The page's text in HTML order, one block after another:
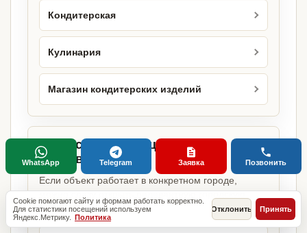
Кондитерская
Кулинария
Магазин кондитерских изделий
Городские страницы по этому
направлению
Если объект работает в конкретном городе,
можно сразу открыть релевантную городскую
страницу.
Cookie помогают сайту и формам работать корректно.
Для статистики посещений используем
Яндекс.Метрику. Политика
Отклонить Принять
WhatsApp Telegram Заявка Позвонить